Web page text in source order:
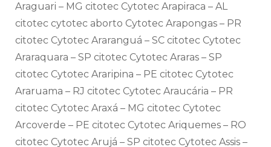
Araguari – MG citotec Cytotec Arapiraca – AL
citotec cytotec aborto Cytotec Arapongas – PR
citotec Cytotec Araranguá – SC citotec Cytotec
Araraquara – SP citotec Cytotec Araras – SP
citotec Cytotec Araripina – PE citotec Cytotec
Araruama – RJ citotec Cytotec Araucária – PR
citotec Cytotec Araxá – MG citotec Cytotec
Arcoverde – PE citotec Cytotec Ariquemes – RO
citotec Cytotec Arujá – SP citotec Cytotec Assis –